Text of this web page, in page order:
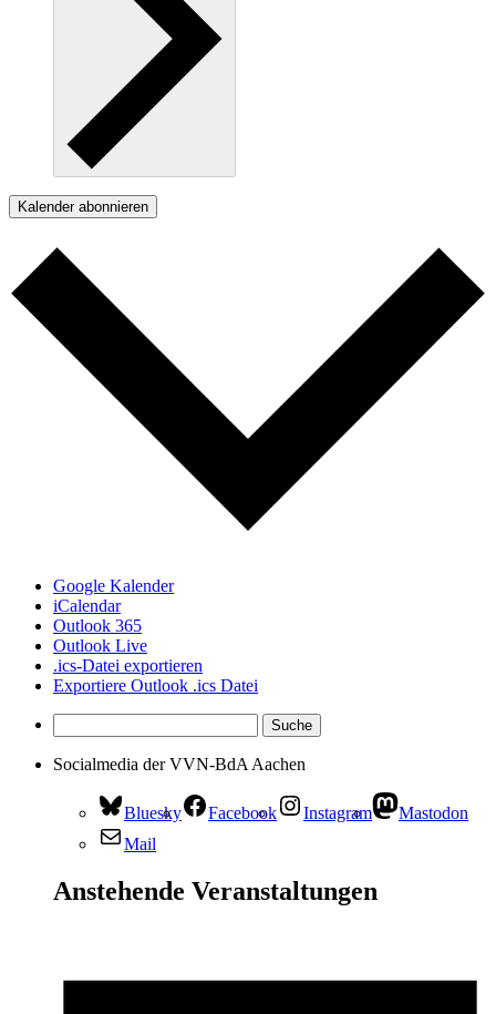
Kalender abonnieren
Google Kalender
iCalendar
Outlook 365
Outlook Live
.ics-Datei exportieren
Exportiere Outlook .ics Datei
Socialmedia der VVN-BdA Aachen
Bluesky Facebook Instagram
Mastodon
Mail
Anstehende Veranstaltungen